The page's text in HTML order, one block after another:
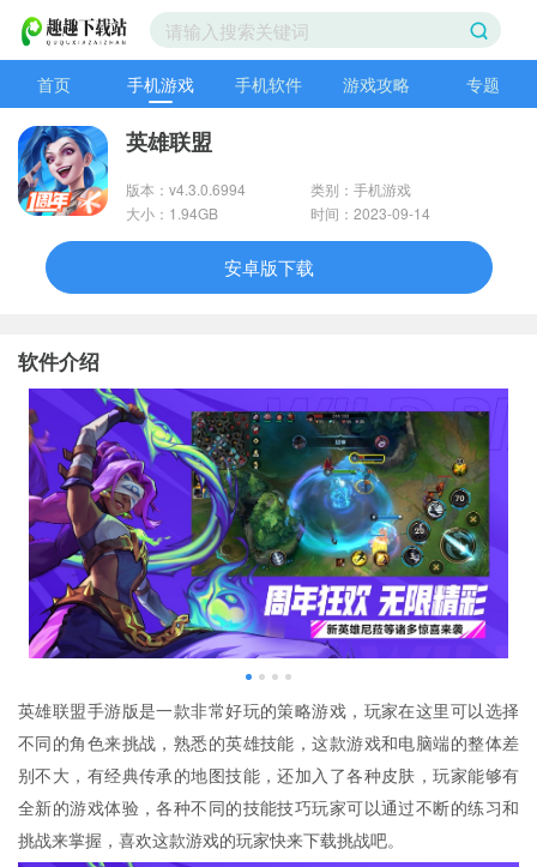
首页 手机游戏 手机软件 游戏攻略 专题
英雄联盟
版本：v4.3.0.6994
类别：手机游戏
大小：1.94GB
时间：2023-09-14
安卓版下载
软件介绍
英雄联盟手游版是一款非常好玩的策略游戏，玩家在这里可以选择
不同的角色来挑战，熟悉的英雄技能，这款游戏和电脑端的整体差
别不大，有经典传承的地图技能，还加入了各种皮肤，玩家能够有
全新的游戏体验，各种不同的技能技巧玩家可以通过不断的练习和
挑战来掌握，喜欢这款游戏的玩家快来下载挑战吧。